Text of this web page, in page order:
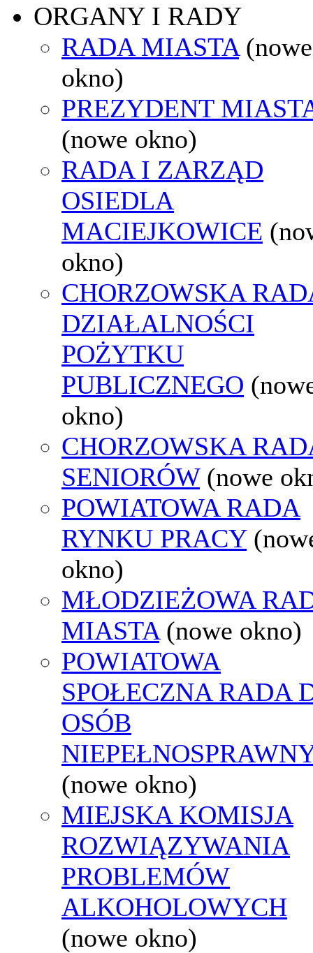
ORGANY I RADY
RADA MIASTA (nowe
okno)
PREZYDENT
(nowe okno)
RADA I ZARZĄD
OSIEDLA
MACIEJKOWICE
okno)
CHORZOWSKA
DZIAŁALNOŚCI
POŻYTKU
PUBLICZNEGO
okno)
CHORZOWSKA
SENIORÓW (nowe
POWIATOWA RADA
RYNKU PRACY
okno)
MŁODZIEŻOWA
MIASTA (nowe okno)
POWIATOWA
SPOŁECZNA RADA
OSÓB
(nowe okno)
MIEJSKA KOMISJA
ROZWIĄZYWANIA
PROBLEMÓW
ALKOHOLOWYCH
(nowe okno)